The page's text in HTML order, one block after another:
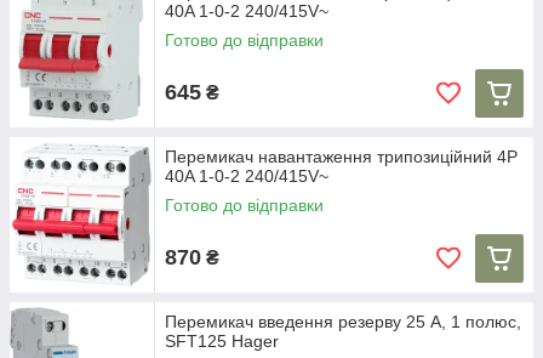
40A 1-0-2 240/415V~
Готово до відправки
645 ₴
Перемикач навантаження трипозиційний 4P
40A 1-0-2 240/415V~
Готово до відправки
870 ₴
Перемикач введення резерву 25 А, 1 полюс,
SFT125 Hager